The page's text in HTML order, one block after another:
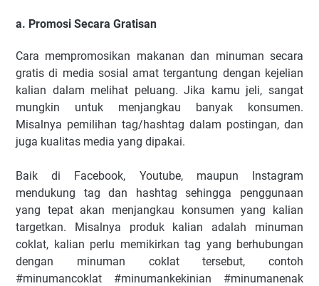
a. Promosi Secara Gratisan
Cara mempromosikan makanan dan minuman secara
gratis di media sosial amat tergantung dengan kejelian
kalian dalam melihat peluang. Jika kamu jeli, sangat
mungkin untuk menjangkau banyak konsumen.
Misalnya pemilihan tag/hashtag dalam postingan, dan
juga kualitas media yang dipakai.
Baik di Facebook, Youtube, maupun Instagram
mendukung tag dan hashtag sehingga penggunaan
yang tepat akan menjangkau konsumen yang kalian
targetkan. Misalnya produk kalian adalah minuman
coklat, kalian perlu memikirkan tag yang berhubungan
dengan minuman coklat tersebut, contoh
#minumancoklat #minumankekinian #minumanenak